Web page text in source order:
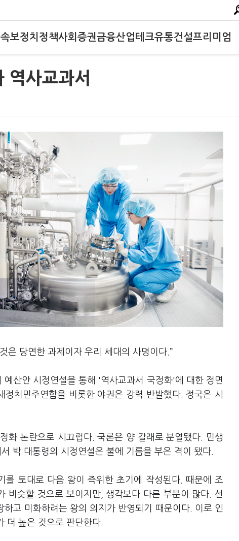
속보정치 정책사회 증권금융산업테크유통건설프리미엄
역사교과서
은 당연한 과제이자 우리 세대의 사명이다.”
예산안 시정연설을 통해 '역사교과서 국정화'에 대한 정면
정치민주연합을 비롯한 야권은 강력 반발했다. 정국은 시
화 논란으로 시끄럽다. 국론은 양 갈래로 분열됐다. 민생
박 대통령의 시정연설은 불에 기름을 부은 격이 됐다.
를 토대로 다음 왕이 즉위한 초기에 작성된다. 때문에 조
비슷할 것으로 보이지만, 생각보다 다른 부분이 많다. 선
고 미화하려는 왕의 의지가 반영되기 때문이다. 이로 인
더 높은 것으로 판단한다.